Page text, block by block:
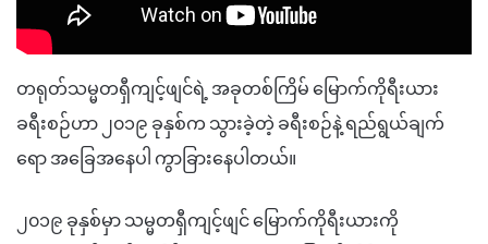
တရုတ်သမ္မတရှီကျင့်ဖျင်ရဲ့ အခုတစ်ကြိမ် မြောက်ကိုရီးယား
ခရီးစဉ်ဟာ ၂၀၁၉ ခုနှစ်က သွားခဲ့တဲ့ ခရီးစဉ်နဲ့ ရည်ရွယ်ချက်
ရော အခြေအနေပါ ကွာခြားနေပါတယ်။
၂၀၁၉ ခုနှစ်မှာ သမ္မတရှီကျင့်ဖျင် မြောက်ကိုရီးယားကို